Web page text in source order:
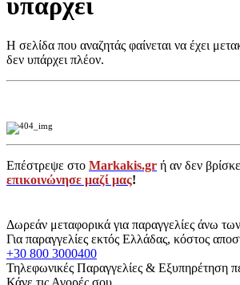
υπάρχει
Η σελίδα που αναζητάς φαίνεται να έχει
δεν υπάρχει πλέον.
Επέστρεψε στο Markakis.gr ή αν δεν
επικοινώνησε μαζί μας!
Δωρεάν μεταφορικά για παραγγελίες άνω
Για παραγγελίες εκτός Ελλάδας, κόστος
+30 800 3000400
Τηλεφωνικές Παραγγελίες & Εξυπηρέτηση